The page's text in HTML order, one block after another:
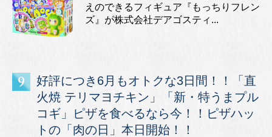
えのできるフィギュア『もっちりフレン
ズ』が株式会社デアゴスティ...
好評につき6月もオトクな3日間！！「直
火焼 テリマヨチキン」「新・特うまプル
コギ」ピザを食べるなら今！！ピザハッ
トの「肉の日」本日開始！！